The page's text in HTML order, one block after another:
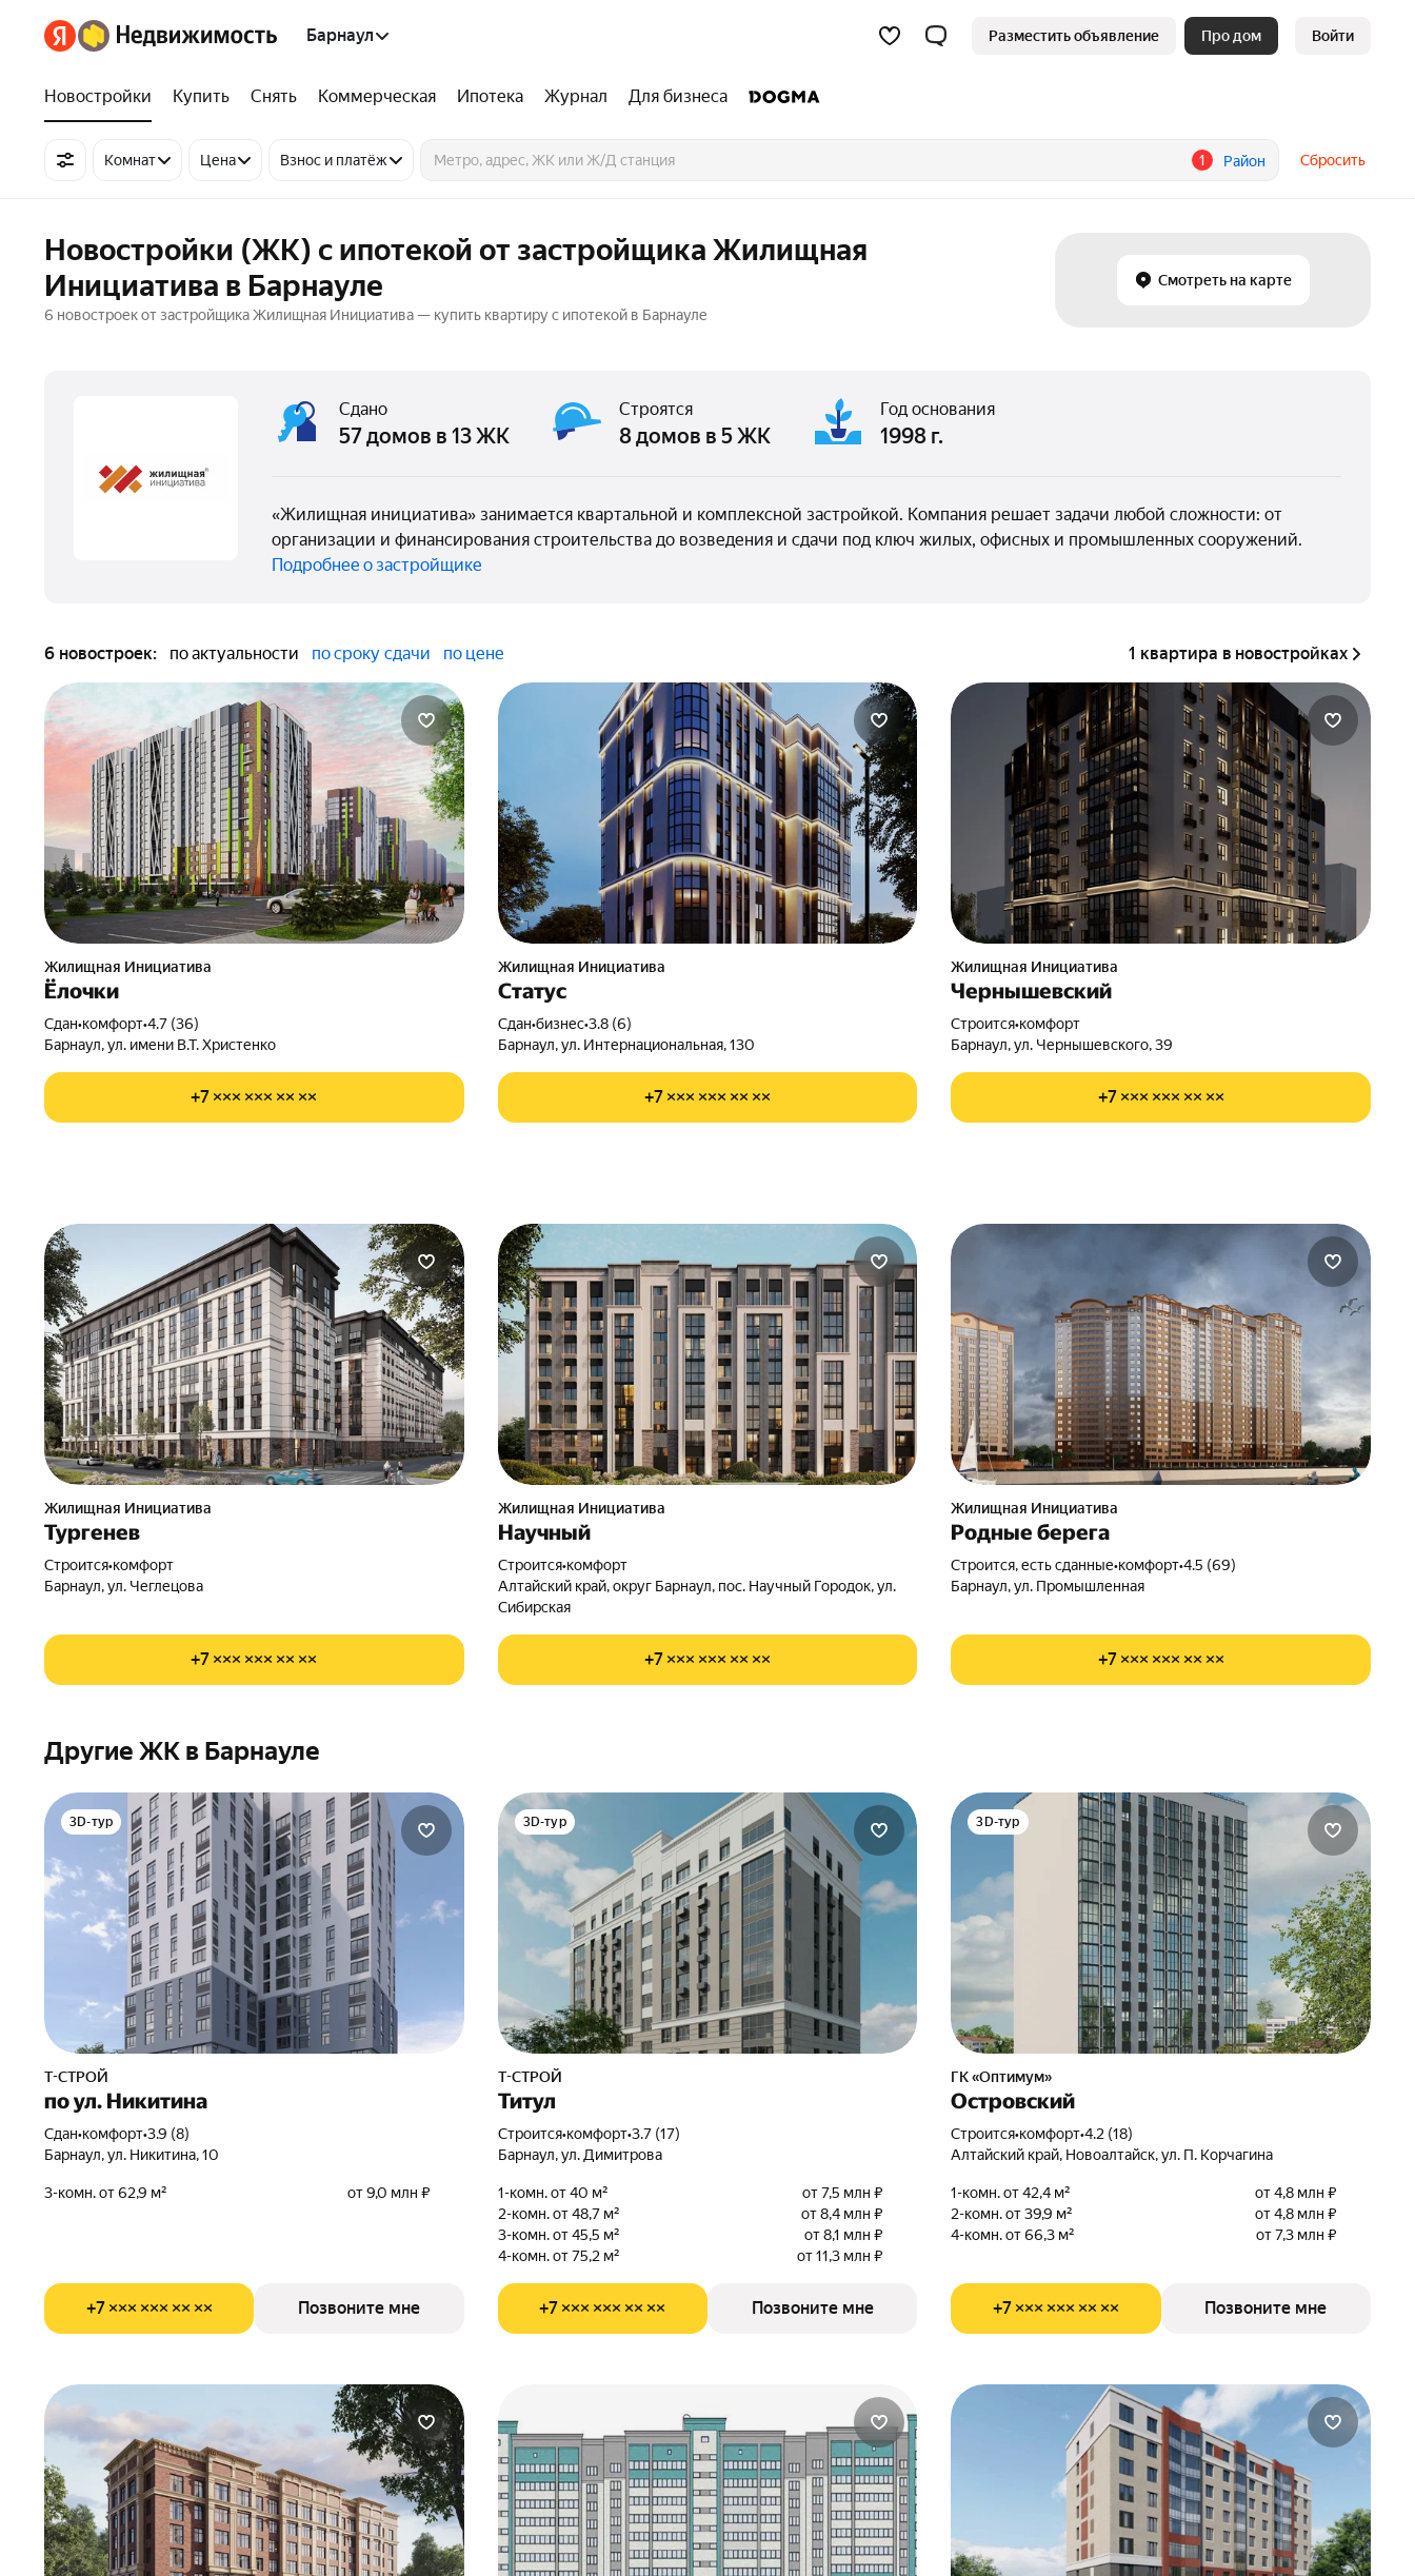
Барнаул Разместить объявление Про дом Войти
Новостройки Купить Снять Коммерческая Ипотека Журнал Для бизнеса
Комнат Цена Взнос и платёж 1 Район Сбросить
Новостройки (ЖК) с ипотекой от застройщика Жилищная
Инициатива в Барнауле
6 новостроек от застройщика Жилищная Инициатива — купить квартиру с ипотекой в Барнауле
Смотреть на карте
Сдано
57 домов в 13 ЖК
Строятся
8 домов в 5 ЖК
Год основания
1998 г.
«Жилищная инициатива» занимается квартальной и комплексной застройкой. Компания решает задачи любой сложности: от
организации и финансирования строительства до возведения и сдачи под ключ жилых, офисных и промышленных сооружений.
Подробнее о застройщике
6 новостроек: по актуальности по сроку сдачи по цене 1 квартира в новостройках
Жилищная Инициатива
Ёлочки
Сдан•комфорт•4.7 (36)
Барнаул, ул. имени В.Т. Христенко
+7 ××× ××× ×× ××
Жилищная Инициатива
Статус
Сдан•бизнес•3.8 (6)
Барнаул, ул. Интернациональная, 130
+7 ××× ××× ×× ××
Жилищная Инициатива
Чернышевский
Строится•комфорт
Барнаул, ул. Чернышевского, 39
+7 ××× ××× ×× ××
Жилищная Инициатива
Тургенев
Строится•комфорт
Барнаул, ул. Чеглецова
+7 ××× ××× ×× ××
Жилищная Инициатива
Научный
Строится•комфорт
Алтайский край, округ Барнаул, пос. Научный Городок, ул.
Сибирская
+7 ××× ××× ×× ××
Жилищная Инициатива
Родные берега
Строится, есть сданные•комфорт•4.5 (69)
Барнаул, ул. Промышленная
+7 ××× ××× ×× ××
Другие ЖК в Барнауле
3D-тур
Т-СТРОЙ
по ул. Никитина
Сдан•комфорт•3.9 (8)
Барнаул, ул. Никитина, 10
3-комн. от 62,9 м² от 9,0 млн ₽
+7 ××× ××× ×× ×× Позвоните мне
3D-тур
Т-СТРОЙ
Титул
Строится•комфорт•3.7 (17)
Барнаул, ул. Димитрова
1-комн. от 40 м²
от 7,5 млн ₽
2-комн. от 48,7 м²
от 8,4 млн ₽
3-комн. от 45,5 м²
от 8,1 млн ₽
4-комн. от 75,2 м²
от 11,3 млн ₽
+7 ××× ××× ×× ×× Позвоните мне
3D-тур
ГК «Оптимум»
Островский
Строится•комфорт•4.2 (18)
Алтайский край, Новоалтайск, ул. П. Корчагина
1-комн. от 42,4 м²
от 4,8 млн ₽
2-комн. от 39,9 м²
от 4,8 млн ₽
4-комн. от 66,3 м²
от 7,3 млн ₽
+7 ××× ××× ×× ×× Позвоните мне